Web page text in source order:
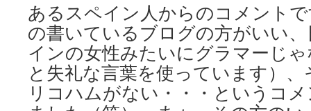
あるスペイン人からのコメント
の書いているブログの方がいい
インの女性みたいにグラマーじ
と失礼な言葉を使っています）
リコハムがない・・・というコ